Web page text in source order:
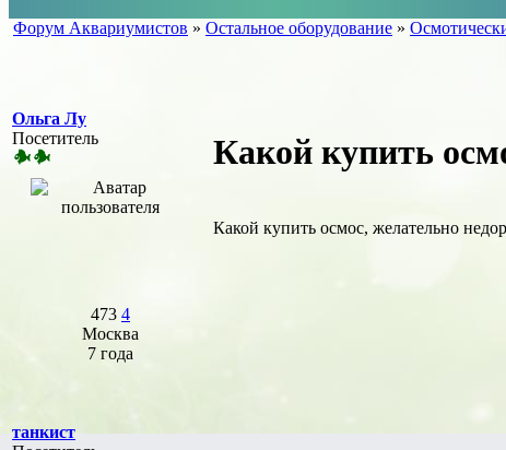
Форум Аквариумистов » Остальное оборудование »
Ольга Лу
Посетитель
473 4
Москва
7 года
Какой купить
Какой купить осмос, желательно
танкист